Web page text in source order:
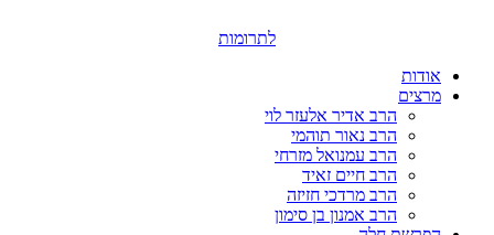
לתרומות
אודות
מרצים
הרב אדיר אלעזר לוי
הרב נאור תוהמי
הרב עמנואל מזרחי
הרב חיים זאיד
הרב מרדכי חזיזה
הרב אמנון בן סימון